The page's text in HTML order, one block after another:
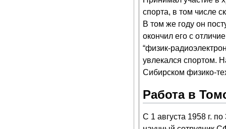
спорта, в том числе
В том же году он
окончил его с
“физик-
увлекался спортом.
Сибирском физико-
Работа в
С 1 августа 1958 г.